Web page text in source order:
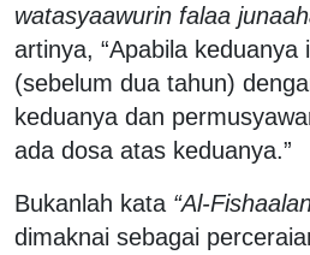
watasyaawurin falaa
artinya, “Apabila keduanya
(sebelum dua tahun)
keduanya dan
ada dosa atas keduanya.”
Bukanlah kata “Al-
dimaknai sebagai